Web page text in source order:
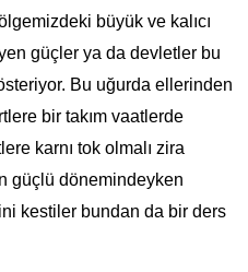
büyük ve kalıcı
güçler ya da devletler bu
Bu uğurda ellerinden
bir takım vaatlerde
karnı tok olmalı zira
güçlü dönemindeyken
kestiler bundan da bir ders